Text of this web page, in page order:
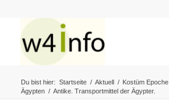
Du bist hier: Startseite / Aktuell / Kostüm Epoche
Ägypten / Antike. Transportmittel der Ägypter.